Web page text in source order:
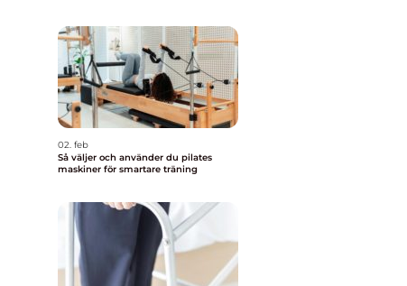
02. feb
Så väljer och använder du pilates
maskiner för smartare träning